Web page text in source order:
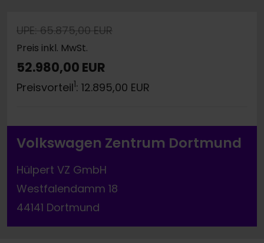
UPE: 65.875,00 EUR
Preis inkl. MwSt.
52.980,00 EUR
Preisvorteil1: 12.895,00 EUR
Volkswagen Zentrum Dortmund
Hülpert VZ GmbH
Westfalendamm 18
44141 Dortmund